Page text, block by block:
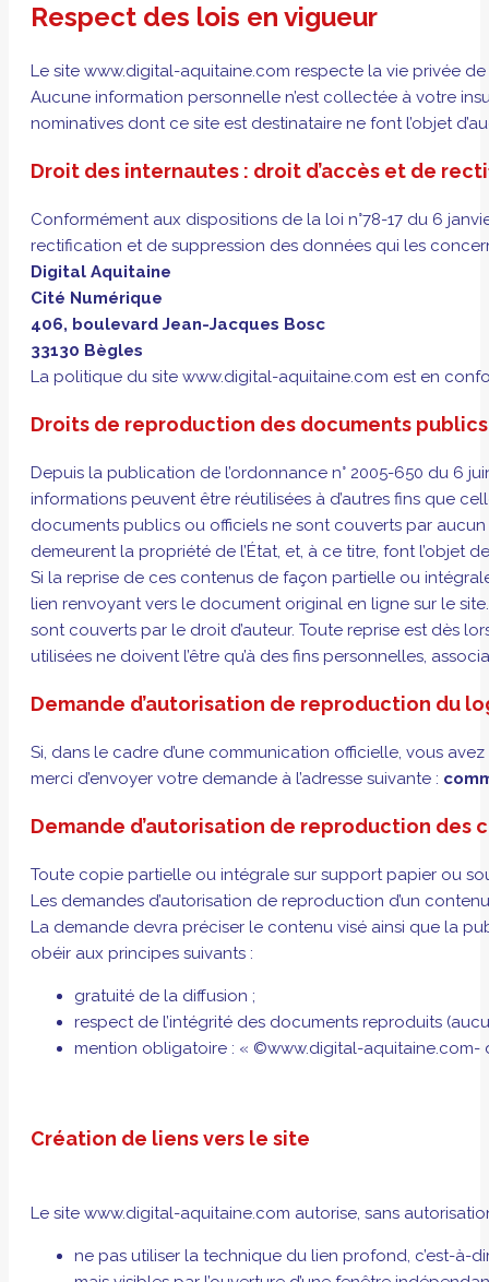
Respect des lois en vigueur
Le site www.digital-aquitaine.com respecte la vie privée
Aucune information personnelle n’est collectée à votre
nominatives dont ce site est destinataire ne font l’objet
Droit des internautes : droit d’accès et de
Conformément aux dispositions de la loi n°78-17 du 6
rectification et de suppression des données qui les
Digital Aquitaine
Cité Numérique
406, boulevard Jean-Jacques Bosc
33130 Bègles
La politique du site www.digital-aquitaine.com est en
Droits de reproduction des documents
Depuis la publication de l’ordonnance n° 2005-650 du 6
informations peuvent être réutilisées à d’autres fins que
documents publics ou officiels ne sont couverts par
demeurent la propriété de l’État, et, à ce titre, font
Si la reprise de ces contenus de façon partielle ou
lien renvoyant vers le document original en ligne sur le site.
sont couverts par le droit d’auteur. Toute reprise est dès
utilisées ne doivent l’être qu’à des fins personnelles,
Demande d’autorisation de reproduction du
Si, dans le cadre d’une communication officielle, vous
merci d’envoyer votre demande à l’adresse suivante :
Demande d’autorisation de reproduction des
Toute copie partielle ou intégrale sur support papier ou
Les demandes d’autorisation de reproduction d’un
La demande devra préciser le contenu visé ainsi que la
obéir aux principes suivants :
gratuité de la diffusion ;
respect de l’intégrité des documents reproduits
mention obligatoire : « ©www.digital-aquitaine.com-
Création de liens vers le site
Le site www.digital-aquitaine.com autorise, sans
ne pas utiliser la technique du lien profond, c’est-à-